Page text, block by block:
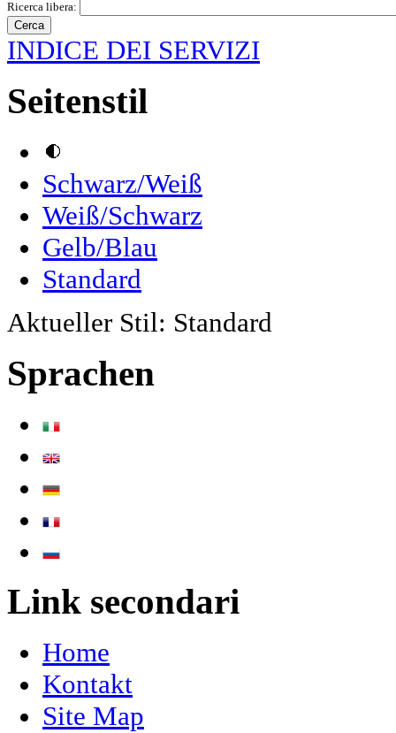
Ricerca libera:
INDICE DEI SERVIZI
Seitenstil
Schwarz/Weiß
Weiß/Schwarz
Gelb/Blau
Standard
Aktueller Stil: Standard
Sprachen
Link secondari
Home
Kontakt
Site Map